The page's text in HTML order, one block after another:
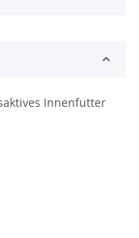
Innenfutter